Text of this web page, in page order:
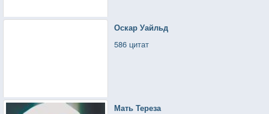
Оскар Уайльд
586 цитат
Мать Тереза